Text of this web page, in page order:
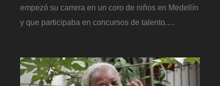
empezó su carrera en un coro de niños en Medellín
y que participaba en concursos de talento.…